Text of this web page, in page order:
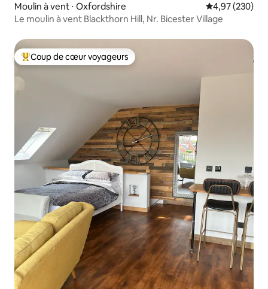
Moulin à vent ⋅ Oxfordshire Évaluation
4,97 (230)
Le moulin à vent Blackthorn Hill, Nr. Bicester Village
Coups de cœur voyageurs les plus appréciés
Coup de cœur voyageurs